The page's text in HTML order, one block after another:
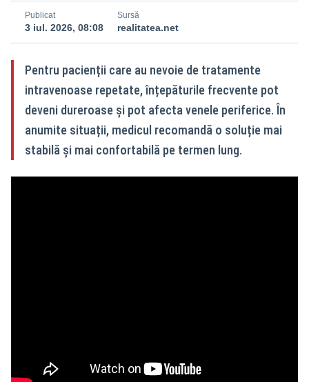
Publicat
3 iul. 2026, 08:08
Sursă
realitatea.net
Pentru pacienții care au nevoie de tratamente
intravenoase repetate, înțepăturile frecvente pot
deveni dureroase și pot afecta venele periferice. În
anumite situații, medicul recomandă o soluție mai
stabilă și mai confortabilă pe termen lung.